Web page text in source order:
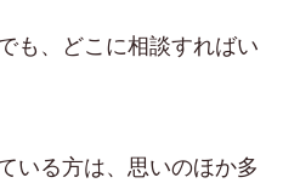
も、どこに相談すればい
いる方は、思いのほか多